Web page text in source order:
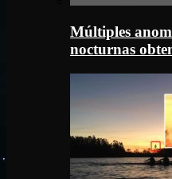
Múltiples
nocturnas